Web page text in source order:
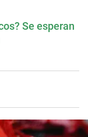
viajera
Viuda
Se esperan